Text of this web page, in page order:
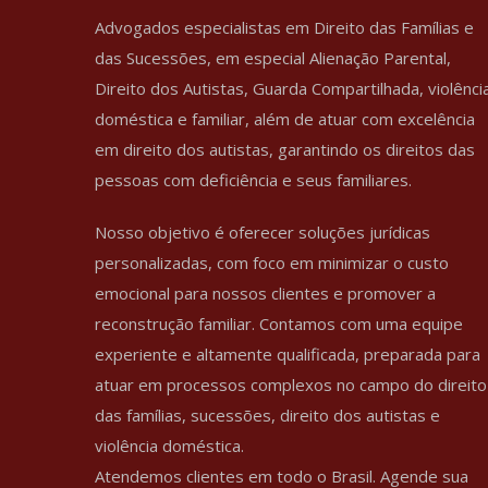
Advogados especialistas em Direito das Famílias e
das Sucessões, em especial Alienação Parental,
Direito dos Autistas, Guarda Compartilhada,
doméstica e familiar, além de atuar com excelência
em direito dos autistas, garantindo os direitos das
pessoas com deficiência e seus familiares.
Nosso objetivo é oferecer soluções jurídicas
personalizadas, com foco em minimizar o custo
emocional para nossos clientes e promover a
reconstrução familiar. Contamos com uma equipe
experiente e altamente qualificada, preparada para
atuar em processos complexos no campo do direito
das famílias, sucessões, direito dos autistas e
violência doméstica.
Atendemos clientes em todo o Brasil. Agende sua